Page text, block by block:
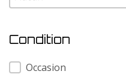
Condition
Condition
Occasion